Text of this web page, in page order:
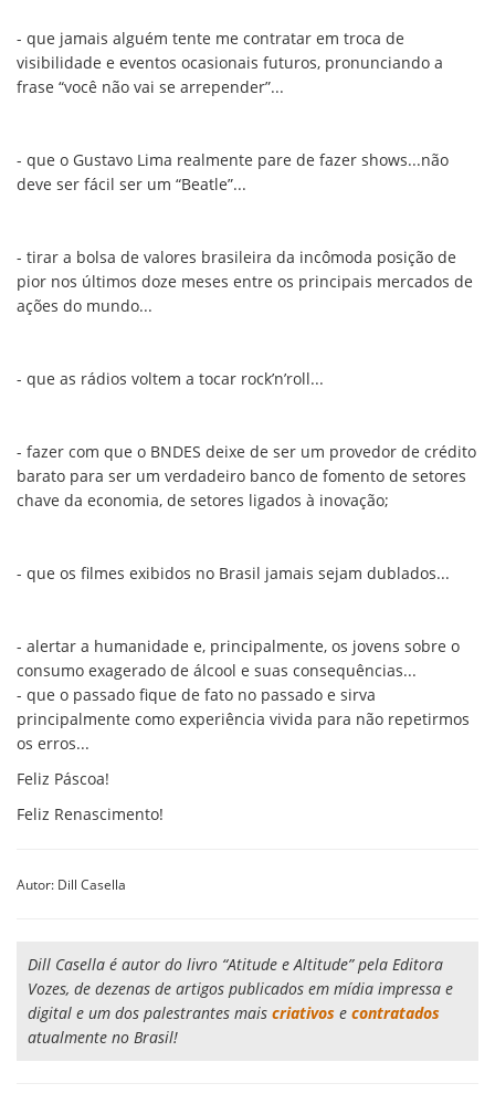
- que jamais alguém tente me contratar em troca de
visibilidade e eventos ocasionais futuros, pronunciando a
frase “você não vai se arrepender”...
- que o Gustavo Lima realmente pare de fazer shows...não
deve ser fácil ser um “Beatle”...
- tirar a bolsa de valores brasileira da incômoda posição de
pior nos últimos doze meses entre os principais mercados de
ações do mundo...
- que as rádios voltem a tocar rock’n’roll...
- fazer com que o BNDES deixe de ser um provedor de crédito
barato para ser um verdadeiro banco de fomento de setores
chave da economia, de setores ligados à inovação;
- que os filmes exibidos no Brasil jamais sejam dublados...
- alertar a humanidade e, principalmente, os jovens sobre o
consumo exagerado de álcool e suas consequências...
- que o passado fique de fato no passado e sirva
principalmente como experiência vivida para não repetirmos
os erros...
Feliz Páscoa!
Feliz Renascimento!
Autor: Dill Casella
Dill Casella é autor do livro “Atitude e Altitude” pela Editora
Vozes, de dezenas de artigos publicados em mídia impressa e
digital e um dos palestrantes mais criativos e contratados
atualmente no Brasil!